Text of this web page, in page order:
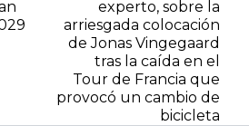
experto, sobre la
arriesgada colocación
de Jonas Vingegaard
tras la caída en el
Tour de Francia que
provocó un cambio de
bicicleta